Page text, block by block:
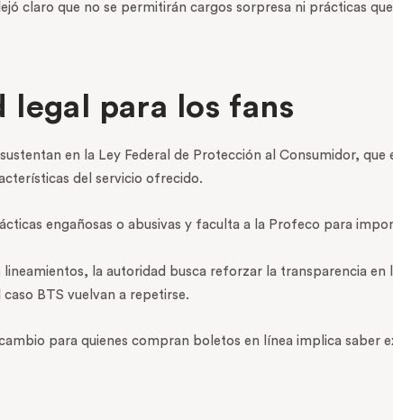
claro que no se permitirán cargos sorpresa ni prácticas
legal para los fans
sustentan en la Ley Federal de Protección al Consumidor,
del servicio ofrecido.
engañosas o abusivas y faculta a la Profeco para
lineamientos, la autoridad busca reforzar la transparencia
caso BTS vuelvan a repetirse.
para quienes compran boletos en línea implica saber